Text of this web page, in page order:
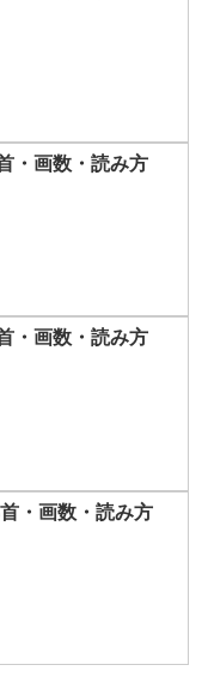
・画数・読み方
・画数・読み方
首・画数・読み方